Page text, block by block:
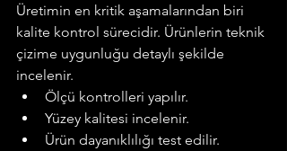
Üretimin en kritik aşamalarından biri
kalite kontrol sürecidir. Ürünlerin teknik
çizime uygunluğu detaylı şekilde
incelenir.
Ölçü kontrolleri yapılır.
Yüzey kalitesi incelenir.
Ürün dayanıklılığı test edilir.